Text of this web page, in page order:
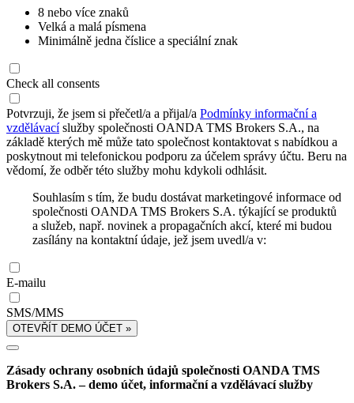
8 nebo více znaků
Velká a malá písmena
Minimálně jedna číslice a speciální znak
Check all consents
Potvrzuji, že jsem si přečetl/a a přijal/a Podmínky informační a
vzdělávacíslužby společnosti OANDA TMS Brokers S.A., na
základě kterých mě může tato společnost kontaktovat s nabídkou a
poskytnout mi telefonickou podporu za účelem správy účtu. Beru na
vědomí, že odběr této služby mohu kdykoli odhlásit.
Souhlasím s tím, že budu dostávat marketingové informace od
společnosti OANDA TMS Brokers S.A. týkající se produktů
a služeb, např. novinek a propagačních akcí, které mi budou
zasílány na kontaktní údaje, jež jsem uvedl/a v:
E-mailu
SMS/MMS
OTEVŘÍT DEMO ÚČET »
Zásady ochrany osobních údajů společnosti OANDA TMS
Brokers S.A. – demo účet, informační a vzdělávací služby